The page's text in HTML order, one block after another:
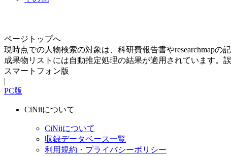
ページトップへ
現時点での人物検索の対象は、科研費報告書やresearchmapの
成果物リストには自動推定処理の結果が適用されています。
スマートフォン版
|
PC版
CiNiiについて
CiNiiについて
収録データベース一覧
利用規約・プライバシーポリシー